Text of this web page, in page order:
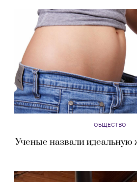
ОБЩЕСТВО
Ученые назвали идеальную